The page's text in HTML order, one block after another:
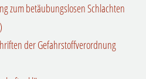
zum betäubungslosen Schlachten
der Gefahrstoffverordnung